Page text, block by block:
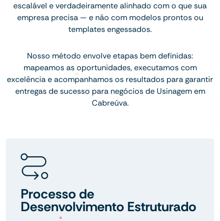
escalável e verdadeiramente alinhado com o que sua
empresa precisa — e não com modelos prontos ou
templates engessados.
Nosso método envolve etapas bem definidas:
mapeamos as oportunidades, executamos com
excelência e acompanhamos os resultados para garantir
entregas de sucesso para negócios de Usinagem em
Cabreúva.
Processo de
Desenvolvimento Estruturado